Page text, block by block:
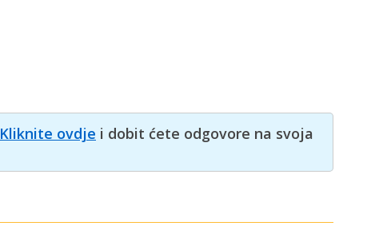
Kliknite ovdje i dobit ćete odgovore na svoja